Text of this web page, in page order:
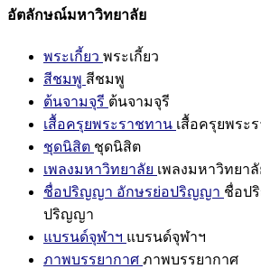
อัตลักษณ์มหาวิทยาลัย
พระเกี้ยว พระเกี้ยว
สีชมพู สีชมพู
ต้นจามจุรี ต้นจามจุรี
เสื้อครุยพระราชทาน เสื้อครุยพระ
ชุดนิสิต ชุดนิสิต
เพลงมหาวิทยาลัย เพลงมหาวิทยาลั
ชื่อปริญญา อักษรย่อปริญญา ชื่อป
ปริญญา
แบรนด์จุฬาฯ แบรนด์จุฬาฯ
ภาพบรรยากาศ ภาพบรรยากาศ